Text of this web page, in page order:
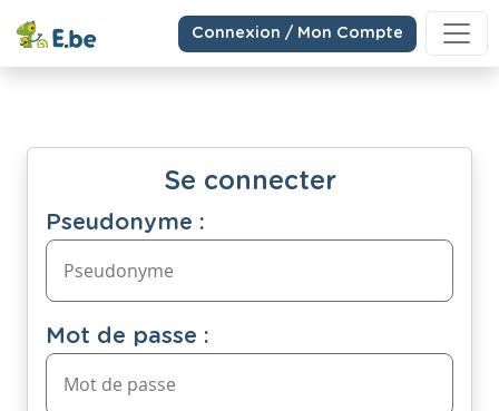
Connexion / Mon Compte
Se connecter
Pseudonyme :
Mot de passe :